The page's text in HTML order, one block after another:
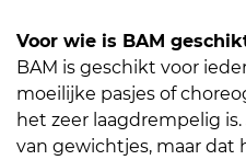
Voor wie is BAM
BAM is geschikt voor
moeilijke pasjes of
het zeer laagdrempelig
van gewichtjes, maar dat